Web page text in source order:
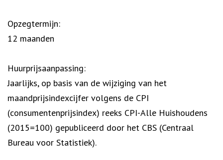
Opzegtermijn:
12 maanden
Huurprijsaanpassing:
Jaarlijks, op basis van de wijziging van het
maandprijsindexcijfer volgens de CPI
(consumentenprijsindex) reeks CPI-Alle Huishoudens
(2015=100) gepubliceerd door het CBS (Centraal
Bureau voor Statistiek).